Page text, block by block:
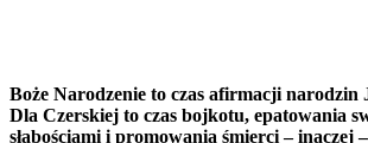
Boże Narodzenie to czas afirmacji narodzin
Dla Czerskiej to czas bojkotu, epatowania
słabościami i promowania śmierci – inaczej